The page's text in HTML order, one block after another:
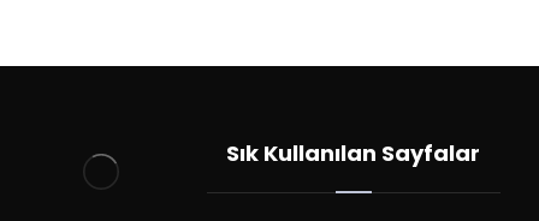
Sık Kullanılan Sayfalar